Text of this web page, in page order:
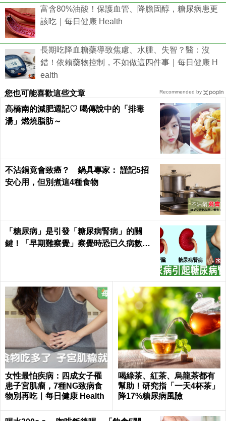
富含80%油酸！保護血管、降膽固醇，糖尿病患更
該吃｜每日健康 Health
長期吃降血糖藥導致焦慮、水腫、失智？醫：沒
錯！依賴藥物控制，不如做這四件事｜每日健康 H
ealth
您也可能喜歡這些文章
高橋南的減肥週記♡ 喝傳說中的「排毒
湯」燃燒脂肪～
不沾鍋竟會致癌？ 鍋具專家： 謹記5招
安心用，但別煮這4種食物
「糖尿病」是引發「糖尿病腎病」的關
鍵！「早期難察覺」察覺時恐已久病數
女性最怕疾病：四成女子罹
患子宮肌瘤，7種NG致病食
物別再吃｜每日健康 Health
喝綠茶、紅茶、烏龍茶都有
幫助！研究指「一天4杯茶」
降17%糖尿病風險
Recommended by